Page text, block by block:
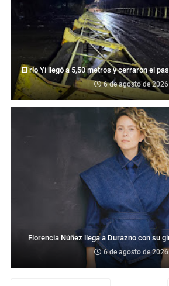
El río Yí llegó a 5,50 metros y cerraron el
6 de agosto de 2026
Florencia Núñez llega a Durazno con su
6 de agosto de 2026